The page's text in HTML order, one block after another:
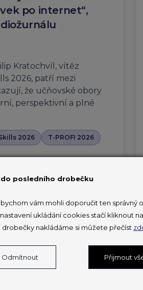
po internet“,
Kratochvíl, vítěz
2026, patří mezi
že učňovské obory
perspektivní a plné
2026
T-PROFI 2026
150 mladých
druhém národním
posledního drobečku
vám mohli doporučit ten správný
ukládání cookies stačí kliknout
nakládáme si můžete přečíst
Odmítnout Přijmout